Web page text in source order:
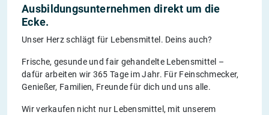
Ausbildungsunternehmen direkt um die
Ecke.
Unser Herz schlägt für Lebensmittel. Deins auch?
Frische, gesunde und fair gehandelte Lebensmittel –
dafür arbeiten wir 365 Tage im Jahr. Für Feinschmecker,
Genießer, Familien, Freunde für dich und uns alle.
Wir verkaufen nicht nur Lebensmittel, mit unserem